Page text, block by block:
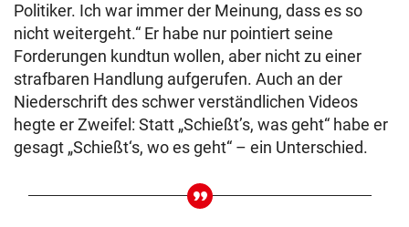
Politiker. Ich war immer der Meinung, dass es so
nicht weitergeht.“ Er habe nur pointiert seine
Forderungen kundtun wollen, aber nicht zu einer
strafbaren Handlung aufgerufen. Auch an der
Niederschrift des schwer verständlichen Videos
hegte er Zweifel: Statt „Schießt’s, was geht“ habe er
gesagt „Schießt‘s, wo es geht“ – ein Unterschied.